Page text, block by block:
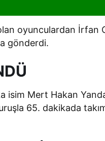
oyunculardan İrfan
gönderdi.
Mert Hakan
65. dakikada